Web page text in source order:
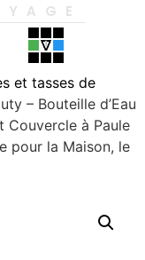
et tasses de
– Bouteille d’Eau
Couvercle à Paule
pour la Maison, le